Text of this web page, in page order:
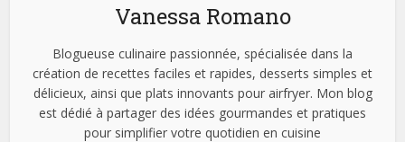
Vanessa Romano
Blogueuse culinaire passionnée, spécialisée dans la
création de recettes faciles et rapides, desserts simples et
délicieux, ainsi que plats innovants pour airfryer. Mon blog
est dédié à partager des idées gourmandes et pratiques
pour simplifier votre quotidien en cuisine